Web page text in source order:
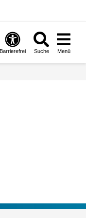
Barrierefrei Suche Menü